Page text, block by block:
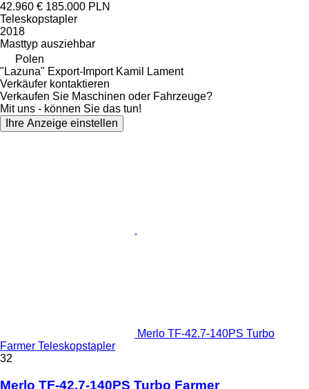
42.960 € 185.000 PLN
Teleskopstapler
2018
Masttyp ausziehbar
Polen
"Lazuna" Export-Import Kamil Lament
Verkäufer kontaktieren
Verkaufen Sie Maschinen oder Fahrzeuge?
Mit uns - können Sie das tun!
Ihre Anzeige einstellen
Merlo TF-42.7-140PS Turbo
Farmer Teleskopstapler
32
Merlo TF-42.7-140PS Turbo Farmer